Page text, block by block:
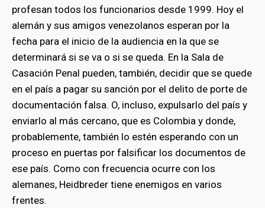
profesan todos los funcionarios desde 1999. Hoy el
alemán y sus amigos venezolanos esperan por la
fecha para el inicio de la audiencia en la que se
determinará si se va o si se queda. En la Sala de
Casación Penal pueden, también, decidir que se quede
en el país a pagar su sanción por el delito de porte de
documentación falsa. O, incluso, expulsarlo del país y
enviarlo al más cercano, que es Colombia y donde,
probablemente, también lo estén esperando con un
proceso en puertas por falsificar los documentos de
ese país. Como con frecuencia ocurre con los
alemanes, Heidbreder tiene enemigos en varios
frentes.